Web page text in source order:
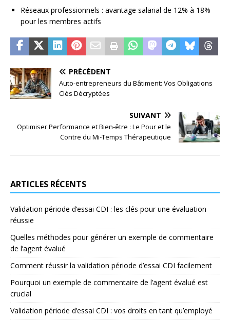
Réseaux professionnels : avantage salarial de 12% à 18%
pour les membres actifs
PRÉCÉDENT
Auto-entrepreneurs du Bâtiment: Vos Obligations
Clés Décryptées
SUIVANT
Optimiser Performance et Bien-être : Le Pour et le
Contre du Mi-Temps Thérapeutique
ARTICLES RÉCENTS
Validation période d’essai CDI : les clés pour une évaluation
réussie
Quelles méthodes pour générer un exemple de commentaire
de l’agent évalué
Comment réussir la validation période d’essai CDI facilement
Pourquoi un exemple de commentaire de l’agent évalué est
crucial
Validation période d’essai CDI : vos droits en tant qu’employé